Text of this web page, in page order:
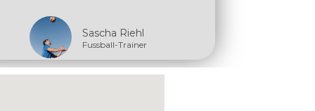
Sascha Riehl
Fussball-Trainer